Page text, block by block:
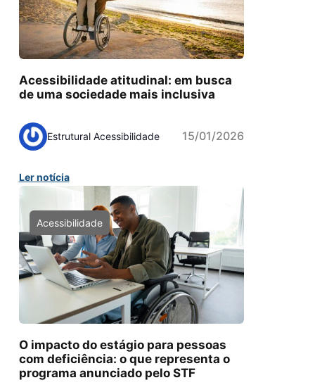
Acessibilidade atitudinal: em busca
de uma sociedade mais inclusiva
Estrutural Acessibilidade 15/01/2026
Ler notícia
Acessibilidade
O impacto do estágio para pessoas
com deficiência: o que representa o
programa anunciado pelo STF